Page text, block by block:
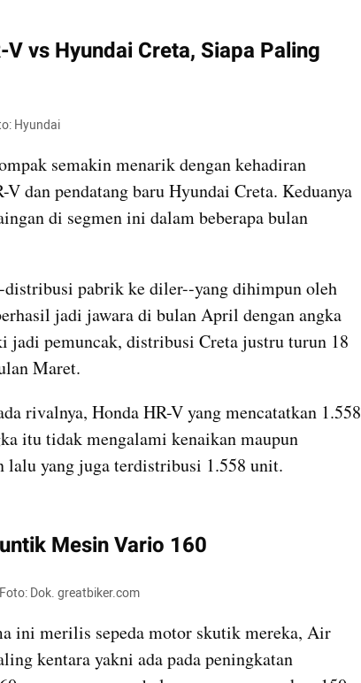
vs Hyundai Creta, Siapa Paling
Hyundai
semakin menarik dengan kehadiran
V dan pendatang baru Hyundai Creta. Keduanya
di segmen ini dalam beberapa bulan
distribusi pabrik ke diler--yang dihimpun oleh
jadi jawara di bulan April dengan angka
jadi pemuncak, distribusi Creta justru turun 18
Maret.
rivalnya, Honda HR-V yang mencatatkan 1.558
itu tidak mengalami kenaikan maupun
lalu yang juga terdistribusi 1.558 unit.
Mesin Vario 160
Dok. greatbiker.com
ini merilis sepeda motor skutik mereka, Air
kentara yakni ada pada peningkatan